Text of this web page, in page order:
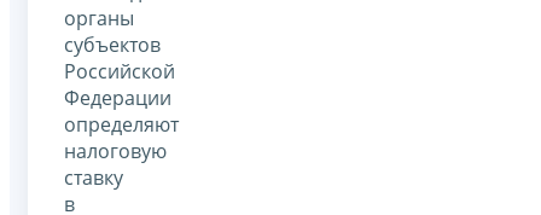
органы
субъектов
Российской
Федерации
определяют
налоговую
ставку
в